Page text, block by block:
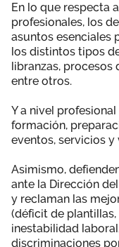
En lo que respecta
profesionales, los
asuntos esenciales
los distintos tipos
libranzas, procesos
entre otros.
Y a nivel
formación,
eventos, servicios
Asimismo,
ante la Dirección
y reclaman las
(déficit de
inestabilidad
discriminaciones